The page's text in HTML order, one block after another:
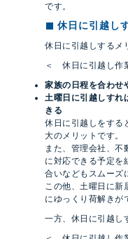
です。
休日に引越し
休日に引越しするメ
＜ 休日に引越し作
家族の日程を合わせ
土曜日に引越しすれ
きる
休日に引越しをする
大のメリットです。
また、管理会社、不
に対応できる予定を
合いなどもスムーズ
この他、土曜日に新
にゆっくり荷解きが
一方、休日に引越し